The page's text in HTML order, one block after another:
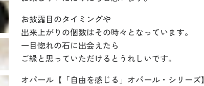
お披露目のタイミングや
出来上がりの個数はその時々となっています。
一目惚れの石に出会えたら
ご縁と思っていただけるとうれしいです。
オパール【「自由を感じる」オパール・シリーズ】